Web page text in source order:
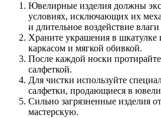
Ювелирные изделия должны
условиях, исключающих их
и длительное воздействие
Храните украшения в
каркасом и мягкой обивкой.
После каждой носки
салфеткой.
Для чистки используйте
салфетки, продающиеся в
Сильно загрязненные изделия
мастерскую.